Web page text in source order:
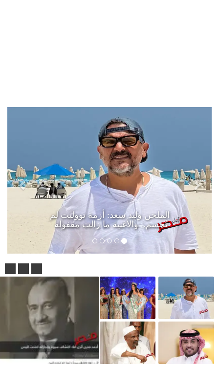
الملحن وليد سعد: أزمة تووليت لم
تُحسم.. والأغنية ما زالت مقفولة